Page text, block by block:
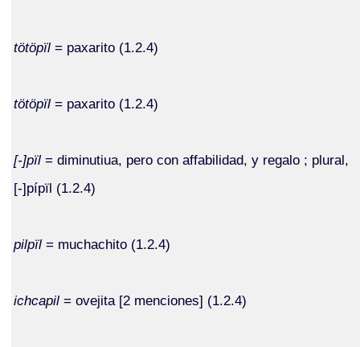
tötöpïl = paxarito (1.2.4)
tötöpïl = paxarito (1.2.4)
[-]pïl = diminutiua, pero con affabilidad, y regalo ; plural,
[-]pípïl (1.2.4)
pilpïl = muchachito (1.2.4)
ichcapil = ovejita [2 menciones] (1.2.4)